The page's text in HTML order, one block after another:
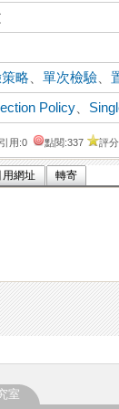
略 、單次檢驗 、
Policy
用:0 點閱:337 評
用網址 轉寄
室